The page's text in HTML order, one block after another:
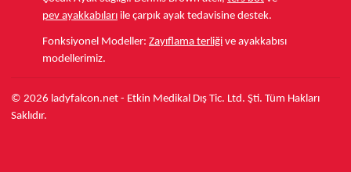
pev ayakkabıları ile çarpık ayak tedavisine destek.
Fonksiyonel Modeller: Zayıflama terliği ve ayakkabısı
modellerimiz.
© 2026 ladyfalcon.net - Etkin Medikal Dış Tic. Ltd. Şti. Tüm Hakları
Saklıdır.